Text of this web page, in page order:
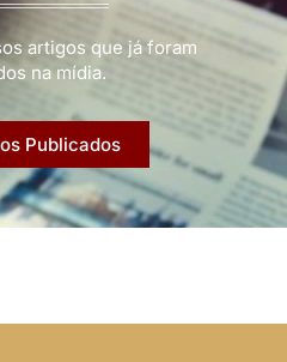
artigos que já foram
na mídia.
Publicados